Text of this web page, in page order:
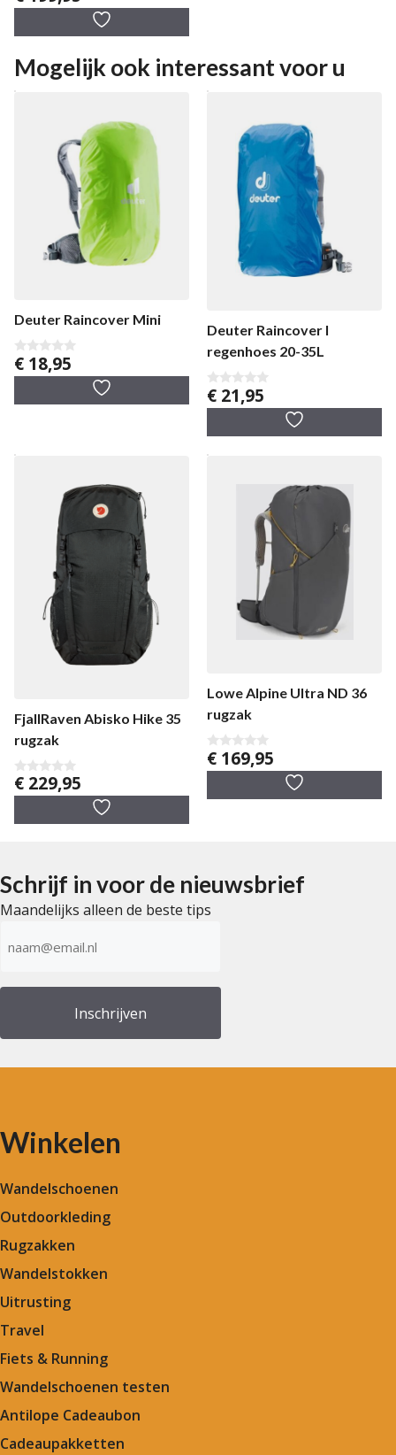
v
Mogelijk ook interessant voor u
Deuter Raincover Mini
0
v
5
€ 18,95
Deuter Raincover I
regenhoes 20-35L
0
v
5
€ 21,95
FjallRaven Abisko Hike 35
rugzak
0
v
€ 229,95
Lowe Alpine Ultra ND 36
rugzak
0
v
€ 169,95
Schrijf in voor de nieuwsbrief
Maandelijks alleen de beste tips
mailadres
Winkelen
Wandelschoenen
Outdoorkleding
Rugzakken
Wandelstokken
Uitrusting
Travel
Fiets & Running
Wandelschoenen testen
Antilope Cadeaubon
Cadeaupakketten